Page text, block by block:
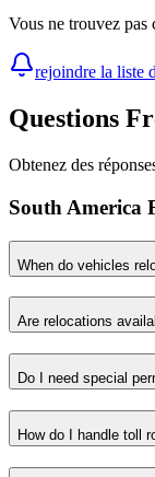
Vous ne trouvez pas
rejoindre la liste
Questions
Obtenez des
South America
When do vehicles
Are relocations
Do I need special
How do I handle toll